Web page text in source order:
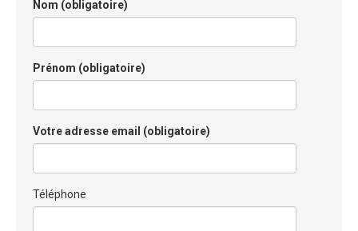
Nom (obligatoire)
Prénom (obligatoire)
Votre adresse email (obligatoire)
Téléphone